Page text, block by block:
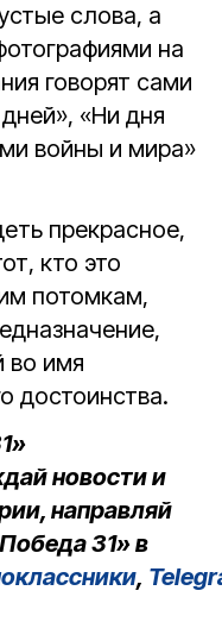
слова, а
на
говорят сами
«Ни дня
войны и мира»
прекрасное,
кто это
потомкам,
во имя
достоинства.
новости и
направляй
31» в
,